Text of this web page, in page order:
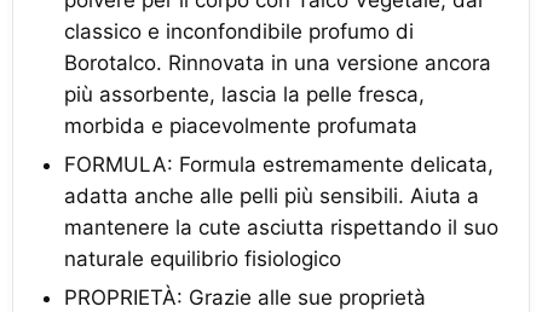
classico e inconfondibile profumo di
Borotalco. Rinnovata in una versione ancora
più assorbente, lascia la pelle fresca,
morbida e piacevolmente profumata
FORMULA: Formula estremamente delicata,
adatta anche alle pelli più sensibili. Aiuta a
mantenere la cute asciutta rispettando il suo
naturale equilibrio fisiologico
PROPRIETÀ: Grazie alle sue proprietà